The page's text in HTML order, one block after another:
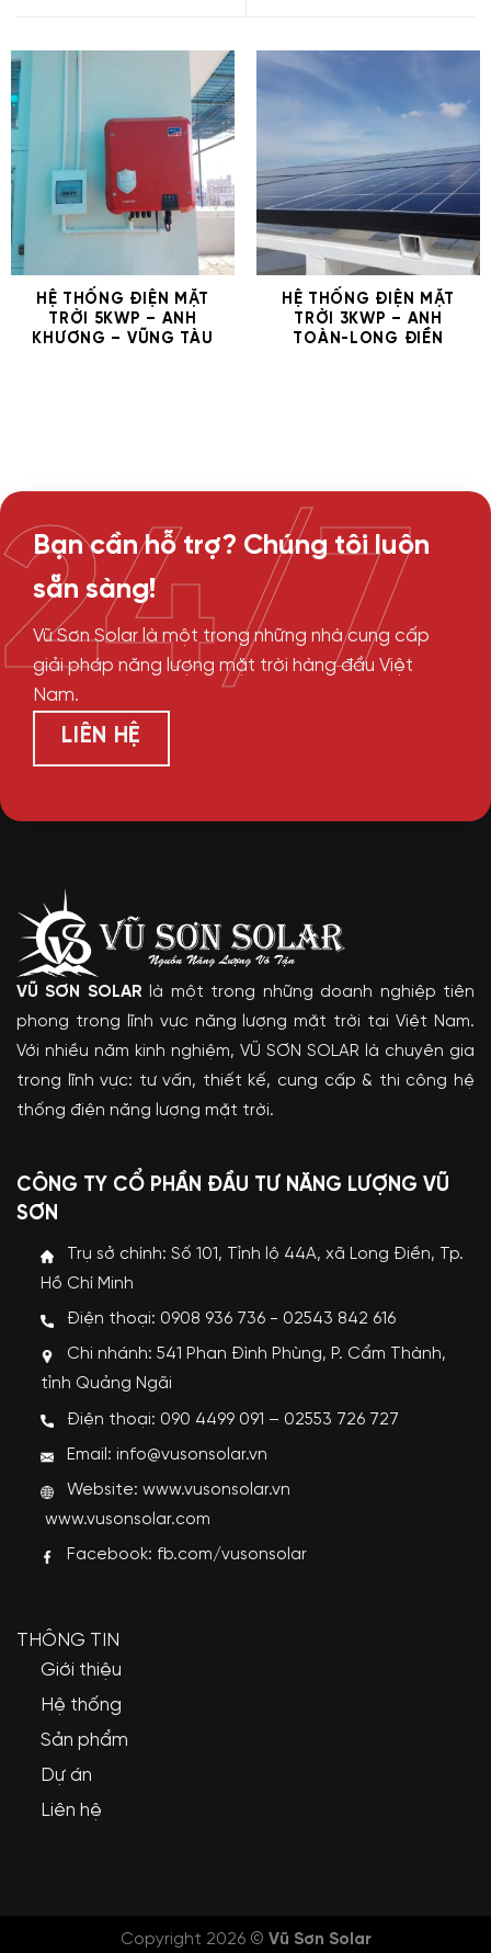
HỆ THỐNG ĐIỆN MẶT
TRỜI 5KWP – ANH
KHƯƠNG – VŨNG TÀU
HỆ THỐNG ĐIỆN MẶT
TRỜI 3KWP – ANH
TOÀN-LONG ĐIỀN
Bạn cần hỗ trợ? Chúng tôi luôn
sẵn sàng!
Vũ Sơn Solar là một trong những nhà cung cấp
giải pháp năng lượng mặt trời hàng đầu Việt
Nam.
LIÊN HỆ
24/7
VŨ SƠN SOLAR là một trong những doanh nghiệp tiên
phong trong lĩnh vực năng lượng mặt trời tại Việt Nam.
Với nhiều năm kinh nghiệm, VŨ SƠN SOLAR là chuyên gia
trong lĩnh vực: tư vấn, thiết kế, cung cấp & thi công hệ
thống điện năng lượng mặt trời.
CÔNG TY CỔ PHẦN ĐẦU TƯ NĂNG LƯỢNG VŨ
SƠN
Trụ sở chính: Số 101, Tỉnh lộ 44A, xã Long Điền, Tp.
Hồ Chí Minh
Điện thoại: 0908 936 736 - 02543 842 616
Chi nhánh: 541 Phan Đình Phùng, P. Cẩm Thành,
tỉnh Quảng Ngãi
Điện thoại: 090 4499 091 – 02553 726 727
Email: info@vusonsolar.vn
Website:www.vusonsolar.vn
www.vusonsolar.com
Facebook: fb.com/vusonsolar
THÔNG TIN
Giới thiệu
Hệ thống
Sản phẩm
Dự án
Liên hệ
Copyright 2026 © Vũ Sơn Solar